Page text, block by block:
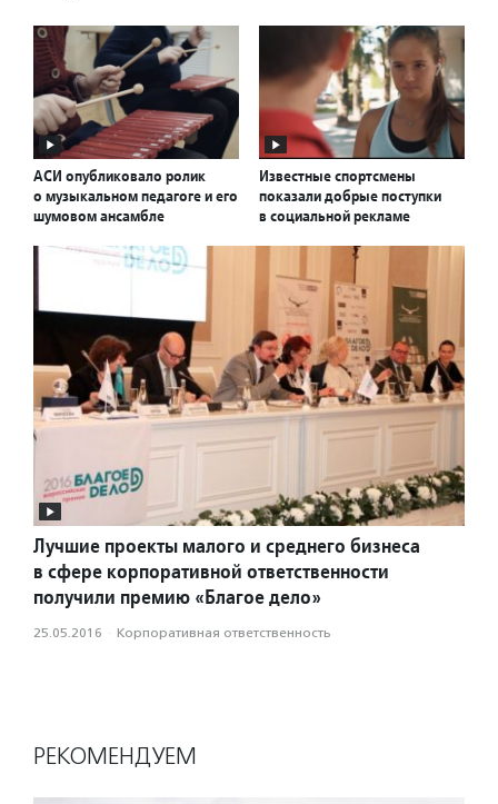
АСИ опубликовало ролик
о музыкальном педагоге и его
шумовом ансамбле
Известные спортсмены
показали добрые поступки
в социальной рекламе
Лучшие проекты малого и среднего бизнеса
в сфере корпоративной ответственности
получили премию «Благое дело»
25.05.2016 · Корпоративная ответственность
РЕКОМЕНДУЕМ